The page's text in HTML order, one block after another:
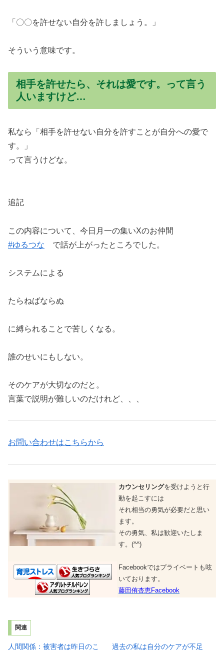
「〇〇を許せない自分を許しましょう。」
そういう意味です。
相手を許せたら、それは愛です。って言う
人いますけど…
私なら「相手を許せない自分を許すことが自分への愛で
す。」
って言うけどな。
追記
この内容について、今日月一の集いXのお仲間
#ゆるつな で話が上がったところでした。
システムによる
たらねばならぬ
に縛られることで苦しくなる。
誰のせいにもしない。
そのケアが大切なのだと。
言葉で説明が難しいのだけれど、、、
お問い合わせはこちらから
カウンセリングを受けようと行
動を起こすには
それ相当の勇気が必要だと思い
ます。
その勇気、私は歓迎いたしま
す。(^^)
Facebookではプライベートも呟
いております。
藤田侑杏恵Facebook
関連
人間関係：被害者は昨日のこ
過去の私は自分のケアが不足